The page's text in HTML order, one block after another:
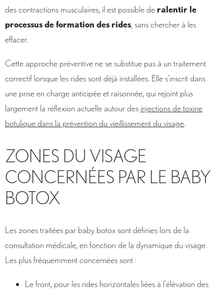
des contractions musculaires, il est possible deralentir le
processus de formation des rides, sans chercher à les
effacer.
Cette approche préventive ne se substitue pas à un traitement
correctif lorsque les rides sont déjà installées. Elle s’inscrit dans
une prise en charge anticipée et raisonnée, qui rejoint plus
largement la réflexion actuelle autour des injections de toxine
botulique dans la prévention du vieillissement du visage.
ZONES DU VISAGE
CONCERNÉES PAR LE BABY
BOTOX
Les zones traitées par baby botox sont définies lors de la
consultation médicale, en fonction de la dynamique du visage.
Les plus fréquemment concernées sont :
Le front, pour les rides horizontales liées à l’élévation des